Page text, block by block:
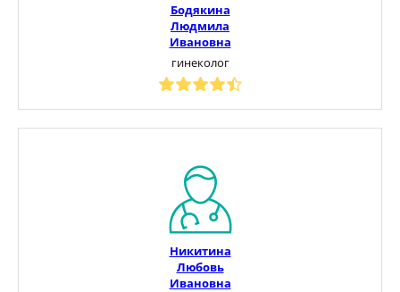
Бодякина
Людмила
Ивановна
гинеколог
Никитина
Любовь
Ивановна